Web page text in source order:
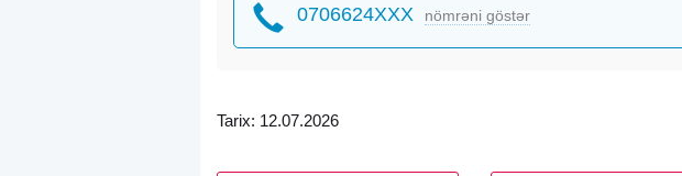
0706624XXX nömrəni göstər
Tarix: 12.07.2026